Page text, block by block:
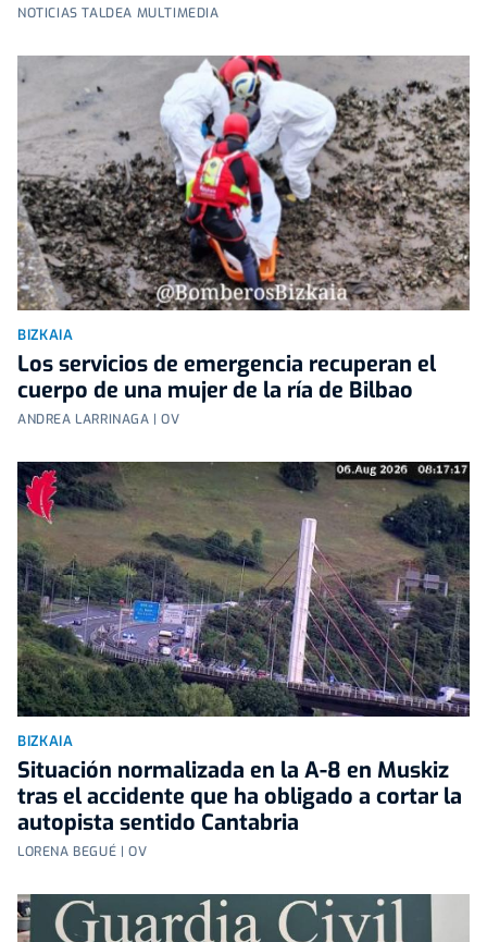
NOTICIAS TALDEA MULTIMEDIA
BIZKAIA
Los servicios de emergencia recuperan el
cuerpo de una mujer de la ría de Bilbao
ANDREA LARRINAGA | OV
BIZKAIA
Situación normalizada en la A-8 en Muskiz
tras el accidente que ha obligado a cortar la
autopista sentido Cantabria
LORENA BEGUÉ | OV